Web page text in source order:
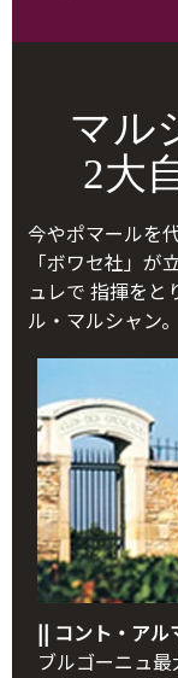
マル
2大
今やポマールを
「ボワセ社」
ュレで 指揮をと
ル・マルシャン。
|| コント・アル
ブルゴーニュ